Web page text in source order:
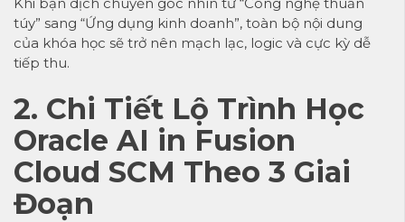
túy” sang “Ứng dụng kinh doanh”, toàn bộ nội dung
của khóa học sẽ trở nên mạch lạc, logic và cực kỳ dễ
tiếp thu.
2. Chi Tiết Lộ Trình Học
Oracle AI in Fusion
Cloud SCM Theo 3 Giai
Đoạn